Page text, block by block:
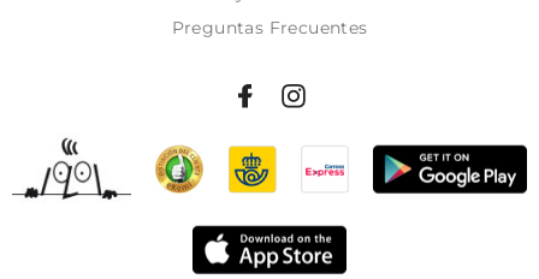
Preguntas Frecuentes